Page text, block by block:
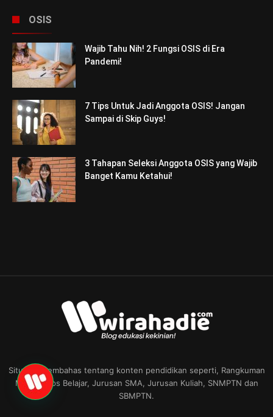
OSIS
Wajib Tahu Nih! 2 Fungsi OSIS di Era
Pandemi!
7 Tips Untuk Jadi Anggota OSIS! Jangan
Sampai di Skip Guys!
3 Tahapan Seleksi Anggota OSIS yang Wajib
Banget Kamu Ketahui!
Situs ini membahas tentang konten pendidikan seperti, Rangkuman
Materi, Tips Belajar, Jurusan SMA, Jurusan Kuliah, SNMPTN dan
SBMPTN.